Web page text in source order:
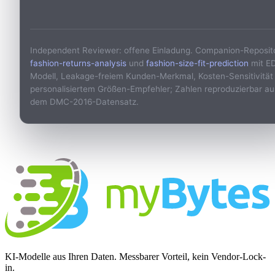
Independent Reviewer: offene Einladung. Companion-
fashion-returns-analysis und fashion-size-fit-prediction mit
Modell, Leakage-freiem Kunden-Merkmal, Kosten-Sensitivität
personalisiertem Größen-Empfehler; Zahlen reproduzierbar
dem DMC-2016-Datensatz.
KI-Modelle aus Ihren Daten. Messbarer Vorteil, kein Vendor-Lock-
in.